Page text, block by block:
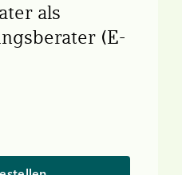
als
(E-